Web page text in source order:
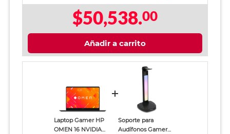
$50,538.00
Añadir a carrito
Laptop Gamer HP
OMEN 16 NVIDIA
Soporte para
Audífonos Gamer